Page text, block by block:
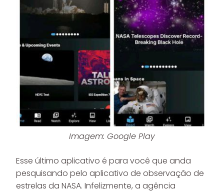
Imagem: Google Play
Esse último aplicativo é para você que anda
pesquisando pelo aplicativo de observação de
estrelas da NASA. Infelizmente, a agência